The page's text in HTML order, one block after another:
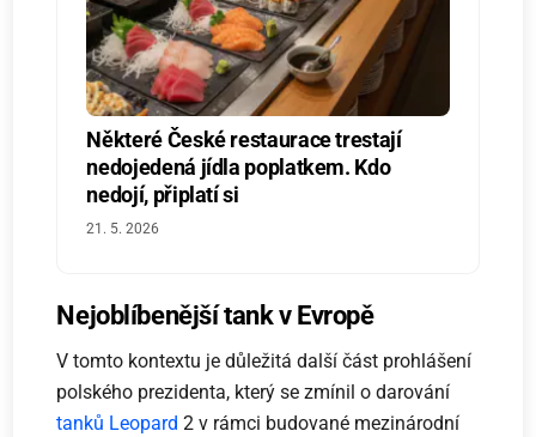
Některé České restaurace trestají
nedojedená jídla poplatkem. Kdo
nedojí, připlatí si
21. 5. 2026
Nejoblíbenější tank v Evropě
V tomto kontextu je důležitá další část prohlášení
polského prezidenta, který se zmínil o darování
tanků Leopard 2 v rámci budované mezinárodní